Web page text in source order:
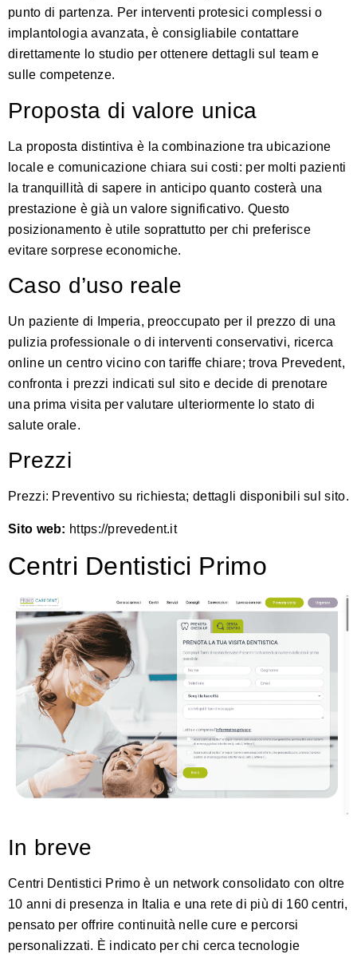
punto di partenza. Per interventi protesici complessi o
implantologia avanzata, è consigliabile contattare
direttamente lo studio per ottenere dettagli sul team e
sulle competenze.
Proposta di valore unica
La proposta distintiva è la combinazione tra ubicazione
locale e comunicazione chiara sui costi: per molti pazienti
la tranquillità di sapere in anticipo quanto costerà una
prestazione è già un valore significativo. Questo
posizionamento è utile soprattutto per chi preferisce
evitare sorprese economiche.
Caso d’uso reale
Un paziente di Imperia, preoccupato per il prezzo di una
pulizia professionale o di interventi conservativi, ricerca
online un centro vicino con tariffe chiare; trova Prevedent,
confronta i prezzi indicati sul sito e decide di prenotare
una prima visita per valutare ulteriormente lo stato di
salute orale.
Prezzi
Prezzi: Preventivo su richiesta; dettagli disponibili sul sito.
Sito web: https://prevedent.it
Centri Dentistici Primo
In breve
Centri Dentistici Primo è un network consolidato con oltre
10 anni di presenza in Italia e una rete di più di 160 centri,
pensato per offrire continuità nelle cure e percorsi
personalizzati. È indicato per chi cerca tecnologie